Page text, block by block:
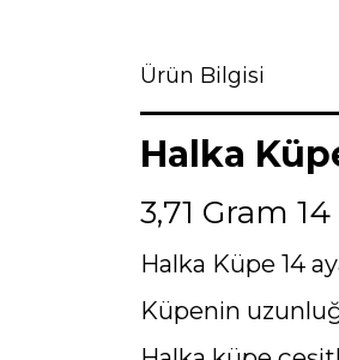
Ürün Bilgisi
Halka
3,71 Gram
Halka Küpe 14
Küpenin